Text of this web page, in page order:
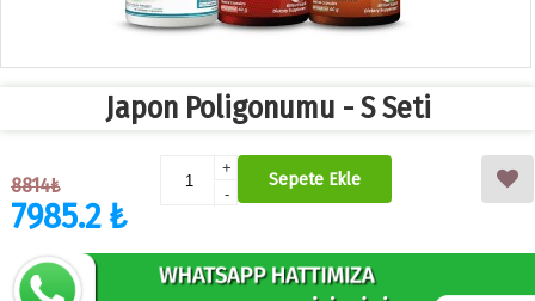
Japon Poligonumu - S Seti
8814₺
7985.2 ₺
+
-
Sepete Ekle